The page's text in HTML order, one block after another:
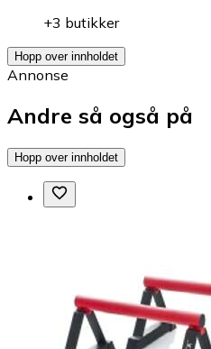
+3 butikker
Hopp over innholdet
Annonse
Andre så også på
Hopp over innholdet